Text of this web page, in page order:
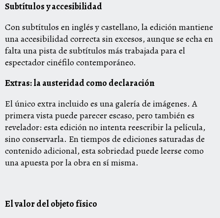
Subtítulos y accesibilidad
Con subtítulos en inglés y castellano, la edición mantiene
una accesibilidad correcta sin excesos, aunque se echa en
falta una pista de subtítulos más trabajada para el
espectador cinéfilo contemporáneo.
Extras: la austeridad como declaración
El único extra incluido es una galería de imágenes. A
primera vista puede parecer escaso, pero también es
revelador: esta edición no intenta reescribir la película,
sino conservarla. En tiempos de ediciones saturadas de
contenido adicional, esta sobriedad puede leerse como
una apuesta por la obra en sí misma.
El valor del objeto físico